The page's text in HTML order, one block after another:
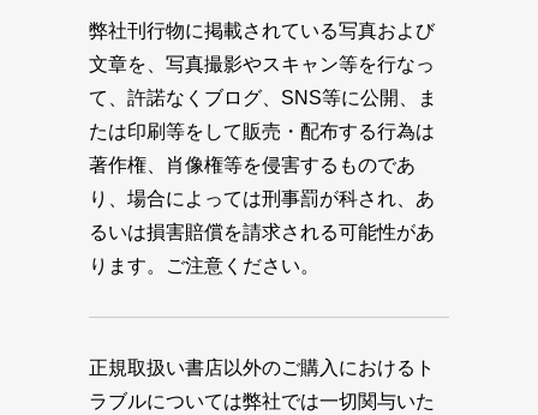
弊社刊行物に掲載されている写真および
文章を、写真撮影やスキャン等を行なっ
て、許諾なくブログ、SNS等に公開、ま
たは印刷等をして販売・配布する行為は
著作権、肖像権等を侵害するものであ
り、場合によっては刑事罰が科され、あ
るいは損害賠償を請求される可能性があ
ります。ご注意ください。
正規取扱い書店以外のご購入におけるト
ラブルについては弊社では一切関与いた